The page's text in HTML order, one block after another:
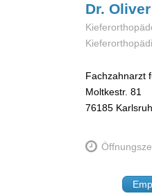
Dr.
Fachzahnarzt
Moltkestr. 81
76185